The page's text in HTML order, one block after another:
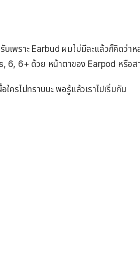
เพราะ Earbud ผมไม่มีละแล้วก็คิดว่า
6, 6+ ด้วย หน้าตาของ Earpod หรือส
ใครไม่ทราบนะ พอรู้แล้วเราไปเริ่มกัน